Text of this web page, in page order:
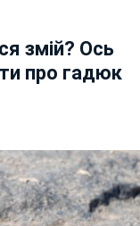
змій? Ось
про гадюк